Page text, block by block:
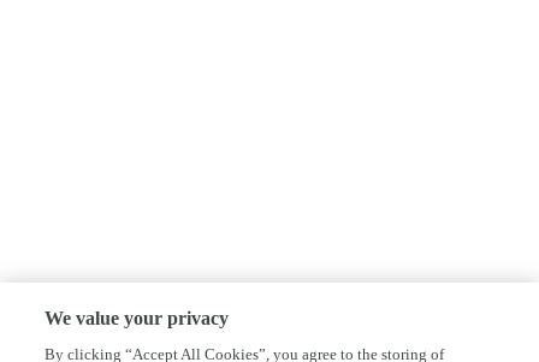
We value your privacy
By clicking “Accept All Cookies”, you agree to the storing of